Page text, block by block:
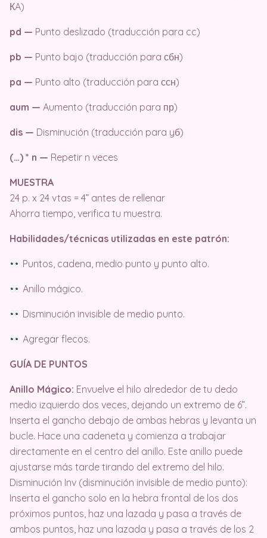
КA)
pd — Punto deslizado (traducción para cc)
pb — Punto bajo (traducción para сбн)
pa — Punto alto (traducción para ссн)
aum — Aumento (traducción para пр)
dis — Disminución (traducción para yб)
(…) * n — Repetir n veces
MUESTRA
24 p. x 24 vtas = 4” antes de rellenar
Ahorra tiempo, verifica tu muestra.
Habilidades/técnicas utilizadas en este patrón:
Puntos, cadena, medio punto y punto alto.
Anillo mágico.
Disminución invisible de medio punto.
Agregar flecos.
GUÍA DE PUNTOS
Anillo Mágico: Envuelve el hilo alrededor de tu dedo
medio izquierdo dos veces, dejando un extremo de 6”.
Inserta el gancho debajo de ambas hebras y levanta un
bucle. Hace una cadeneta y comienza a trabajar
directamente en el centro del anillo. Este anillo puede
ajustarse más tarde tirando del extremo del hilo.
Disminución Inv (disminución invisible de medio punto):
Inserta el gancho solo en la hebra frontal de los dos
próximos puntos, haz una lazada y pasa a través de
ambos puntos, haz una lazada y pasa a través de los 2